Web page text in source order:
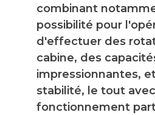
combinant
possibilité pour
d'effectuer des
cabine, des
impressionnantes,
stabilité, le tout
fonctionnement